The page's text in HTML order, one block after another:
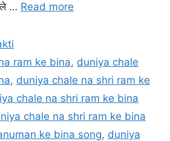
… Read more
ram ke bina, duniya chale
, duniya chale na shri ram ke
chale na shri ram ke bina
chale na shri ram ke bina
ke bina song, duniya